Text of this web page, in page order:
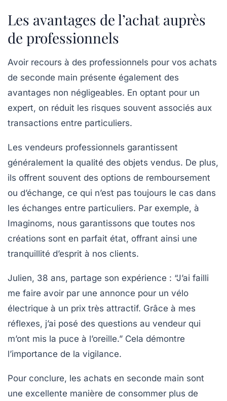
Les avantages de l’achat auprès
de professionnels
Avoir recours à des professionnels pour vos achats
de seconde main présente également des
avantages non négligeables. En optant pour un
expert, on réduit les risques souvent associés aux
transactions entre particuliers.
Les vendeurs professionnels garantissent
généralement la qualité des objets vendus. De plus,
ils offrent souvent des options de remboursement
ou d’échange, ce qui n’est pas toujours le cas dans
les échanges entre particuliers. Par exemple, à
Imaginoms, nous garantissons que toutes nos
créations sont en parfait état, offrant ainsi une
tranquillité d’esprit à nos clients.
Julien, 38 ans, partage son expérience : “J’ai failli
me faire avoir par une annonce pour un vélo
électrique à un prix très attractif. Grâce à mes
réflexes, j’ai posé des questions au vendeur qui
m’ont mis la puce à l’oreille.” Cela démontre
l’importance de la vigilance.
Pour conclure, les achats en seconde main sont
une excellente manière de consommer plus de